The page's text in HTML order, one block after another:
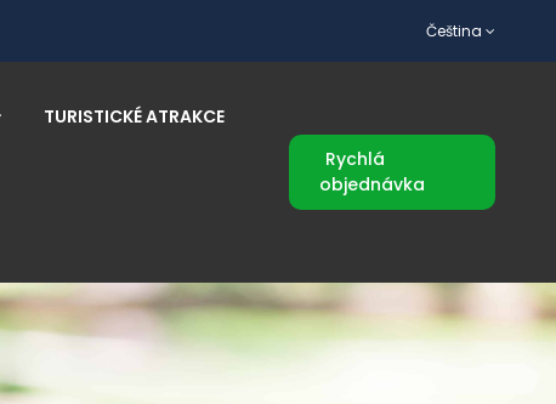
Čeština
TURISTICKÉ ATRAKCE
Rychlá
objednávka